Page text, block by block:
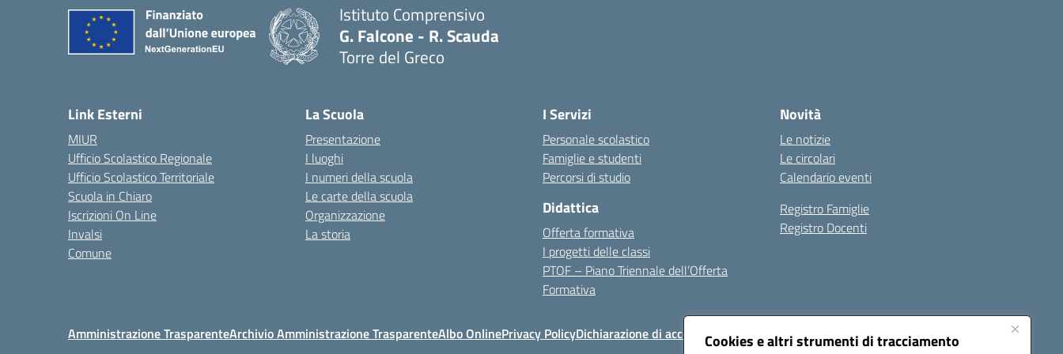
Cookies e altri strumenti di tracciamento
Istituto Comprensivo
G. Falcone - R. Scauda
Torre del Greco
Link Esterni
MIUR
Ufficio Scolastico Regionale
Ufficio Scolastico Territoriale
Scuola in Chiaro
Iscrizioni On Line
Invalsi
Comune
La Scuola
Presentazione
I luoghi
I numeri della scuola
Le carte della scuola
Organizzazione
La storia
I Servizi
Personale scolastico
Famiglie e studenti
Percorsi di studio
Didattica
Offerta formativa
I progetti delle classi
PTOF – Piano Triennale dell’Offerta
Formativa
Novità
Le notizie
Le circolari
Calendario eventi
Registro Famiglie
Registro Docenti
Amministrazione TrasparenteArchivio Amministrazione TrasparenteAlbo OnlinePrivacy PolicyDichiarazione di accessibilità Note legali